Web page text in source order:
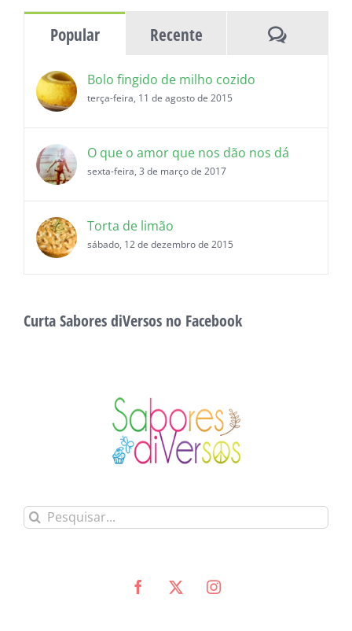
Popular Recente
Bolo fingido de milho cozido
terça-feira, 11 de agosto de 2015
O que o amor que nos dão nos dá
sexta-feira, 3 de março de 2017
Torta de limão
sábado, 12 de dezembro de 2015
Curta Sabores diVersos no Facebook
Buscar